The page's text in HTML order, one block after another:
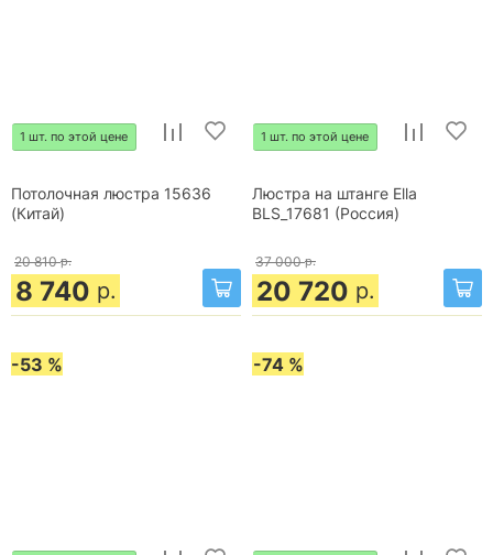
1 шт. по этой цене
Потолочная люстра 15636
(Китай)
20 810 р.
8 740 р.
1 шт. по этой цене
Люстра на штанге Ella
BLS_17681 (Россия)
37 000 р.
20 720 р.
-53 % -74 %